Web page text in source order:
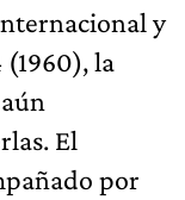
y
(1960), la
El
por